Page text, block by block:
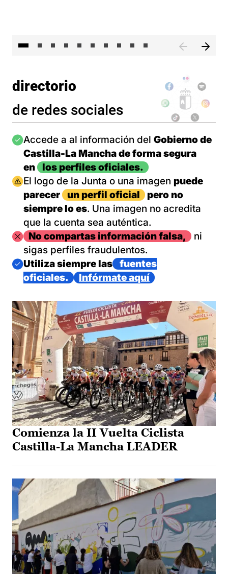
directorio
de redes sociales
Imagen
Accede a al información del Gobierno de
Castilla-La Mancha de forma segura
en
los perfiles oficiales.
Imagen
El logo de la Junta o una imagen puede
parecer
un perfil oficial
pero no
siempre lo es. Una imagen no acredita
que la cuenta sea auténtica.
ImagenNo compartas información falsa,
ni
sigas perfiles fraudulentos.
Imagen
Utiliza siempre las
fuentes
oficiales.
Infórmate aquí
Comienza la II Vuelta Ciclista
Castilla-La Mancha LEADER